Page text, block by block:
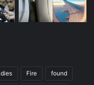
dies Fire found